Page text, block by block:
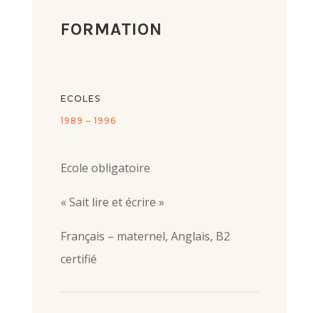
FORMATION
ECOLES
1989 – 1996
Ecole obligatoire
« Sait lire et écrire »
Français – maternel, Anglais, B2
certifié